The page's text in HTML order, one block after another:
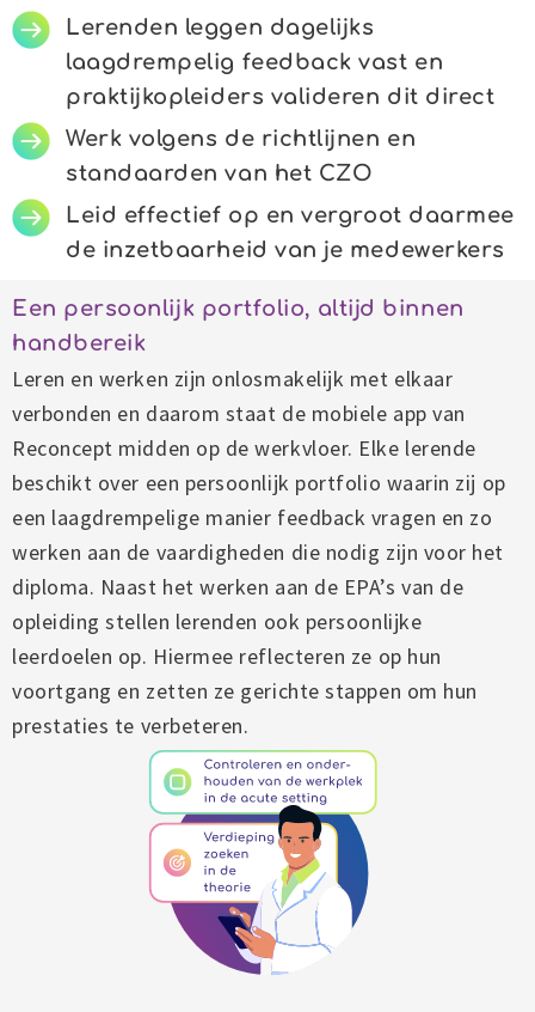
Lerenden leggen dagelijks
laagdrempelig feedback vast en
praktijkopleiders valideren dit direct
Werk volgens de richtlijnen en
standaarden van het CZO
Leid effectief op en vergroot daarmee
de inzetbaarheid van je medewerkers
Een persoonlijk portfolio, altijd binnen
handbereik
Leren en werken zijn onlosmakelijk met elkaar
verbonden en daarom staat de mobiele app van
Reconcept midden op de werkvloer. Elke lerende
beschikt over een persoonlijk portfolio waarin zij op
een laagdrempelige manier feedback vragen en zo
werken aan de vaardigheden die nodig zijn voor het
diploma. Naast het werken aan de EPA’s van de
opleiding stellen lerenden ook persoonlijke
leerdoelen op. Hiermee reflecteren ze op hun
voortgang en zetten ze gerichte stappen om hun
prestaties te verbeteren.